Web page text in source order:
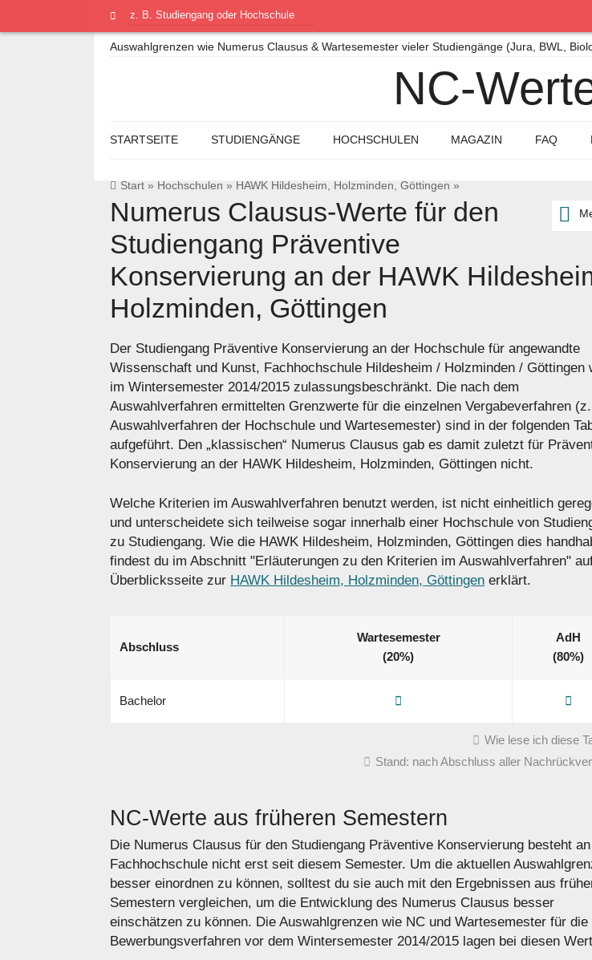
Start » Hochschulen » HAWK Hildesheim, Holzminden, Göttingen »
Numerus Clausus-Werte für den
Studiengang Präventive
Konservierung an der HAWK
Holzminden, Göttingen
Der Studiengang Präventive Konservierung an der Hochschule für angewandte
Wissenschaft und Kunst, Fachhochschule Hildesheim / Holzminden / Göttingen
im Wintersemester 2014/2015 zulassungsbeschränkt. Die nach dem
Auswahlverfahren ermittelten Grenzwerte für die einzelnen Vergabeverfahren
Auswahlverfahren der Hochschule und Wartesemester) sind in der folgenden
aufgeführt. Den „klassischen“ Numerus Clausus gab es damit zuletzt für
Konservierung an der HAWK Hildesheim, Holzminden, Göttingen nicht.
Welche Kriterien im Auswahlverfahren benutzt werden, ist nicht einheitlich
und unterscheidete sich teilweise sogar innerhalb einer Hochschule von
zu Studiengang. Wie die HAWK Hildesheim, Holzminden, Göttingen dies
findest du im Abschnitt "Erläuterungen zu den Kriterien im Auswahlverfahren"
Überblicksseite zur HAWK Hildesheim, Holzminden, Göttingen erklärt.
Abschluss
Wartesemester
(20%)
AdH
(80%)
Bachelor
Wie lese ich diese
Stand: nach Abschluss aller
NC-Werte aus früheren Semestern
Die Numerus Clausus für den Studiengang Präventive Konservierung besteht
Fachhochschule nicht erst seit diesem Semester. Um die aktuellen
besser einordnen zu können, solltest du sie auch mit den Ergebnissen aus
Semestern vergleichen, um die Entwicklung des Numerus Clausus besser
einschätzen zu können. Die Auswahlgrenzen wie NC und Wartesemester für die
Bewerbungsverfahren vor dem Wintersemester 2014/2015 lagen bei diesen
Auswahlgrenzen wie Numerus Clausus & Wartesemester vieler Studiengänge (Jura, BWL,
NC-
STARTSEITE STUDIENGÄNGE HOCHSCHULEN MAGAZIN FAQ